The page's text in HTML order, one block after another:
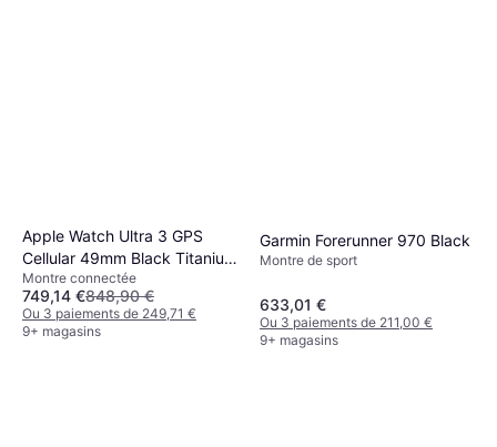
Apple Watch Ultra 3 GPS
Cellular 49mm Black Titanium
Bracelet
Montre connectée
749,14 €848,90 €
Ou 3 paiements de 249,71 €
9+ magasins
Garmin Forerunner 970 Black
Montre de sport
633,01 €
Ou 3 paiements de 211,00 €
9+ magasins